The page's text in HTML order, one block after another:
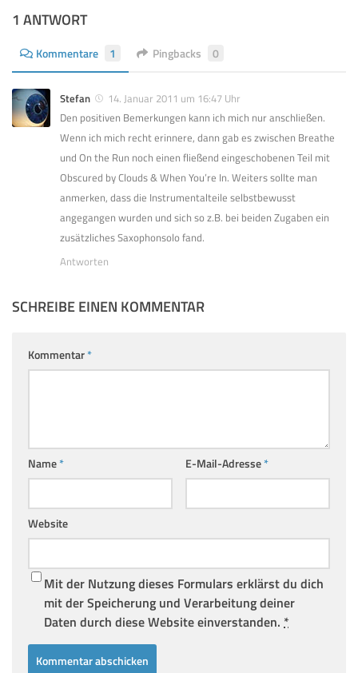
1 ANTWORT
Kommentare 1 Pingbacks 0
Stefan
14. Januar 2011 um 16:47 Uhr
Den positiven Bemerkungen kann ich mich nur anschließen.
Wenn ich mich recht erinnere, dann gab es zwischen Breathe
und On the Run noch einen fließend eingeschobenen Teil mit
Obscured by Clouds & When You’re In. Weiters sollte man
anmerken, dass die Instrumentalteile selbstbewusst
angegangen wurden und sich so z.B. bei beiden Zugaben ein
zusätzliches Saxophonsolo fand.
Antworten
SCHREIBE EINEN KOMMENTAR
Kommentar*
Name* E-Mail-Adresse*
Website
Mit der Nutzung dieses Formulars erklärst du dich
mit der Speicherung und Verarbeitung deiner
Daten durch diese Website einverstanden. *